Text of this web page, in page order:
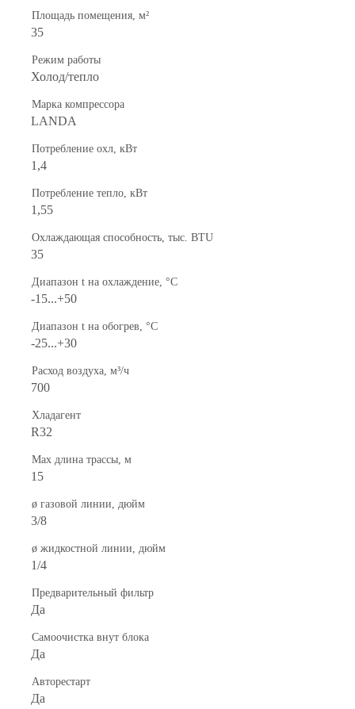
Площадь помещения, м²
35
Режим работы
Холод/тепло
Марка компрессора
LANDA
Потребление охл, кВт
1,4
Потребление тепло, кВт
1,55
Охлаждающая способность, тыс. BTU
35
Диапазон t на охлаждение, °С
-15...+50
Диапазон t на обогрев, °С
-25...+30
Расход воздуха, м³/ч
700
Хладагент
R32
Max длина трассы, м
15
ø газовой линии, дюйм
3/8
ø жидкостной линии, дюйм
1/4
Предварительный фильтр
Да
Самоочистка внут блока
Да
Авторестарт
Да